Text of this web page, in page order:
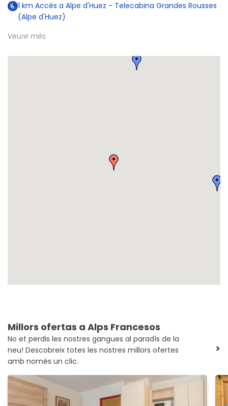
1 km Accés a Alpe d'Huez - Telecabina Grandes Rousses
(Alpe d'Huez)
Veure més
Millors ofertas a Alps Francesos
No et perdis les nostres gangues al paradís de la
neu! Descobreix totes les nostres millors ofertes
amb només un clic.
>